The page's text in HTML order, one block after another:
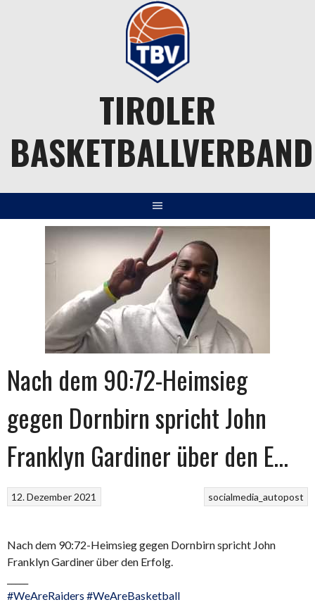
TIROLER
BASKETBALLVERBAND
Nach dem 90:72-Heimsieg
gegen Dornbirn spricht John
Franklyn Gardiner über den E…
socialmedia_autopost
12. Dezember 2021
Nach dem 90:72-Heimsieg gegen Dornbirn spricht John
Franklyn Gardiner über den Erfolg.
#WeAreRaiders #WeAreBasketball